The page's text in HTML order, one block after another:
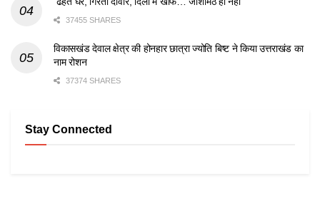
37455 SHARES
विकासखंड देवाल क्षेत्र की होनहार छात्रा ज्योति बिष्ट ने किया उत्तराखंड का
नाम रोशन
37374 SHARES
Stay Connected